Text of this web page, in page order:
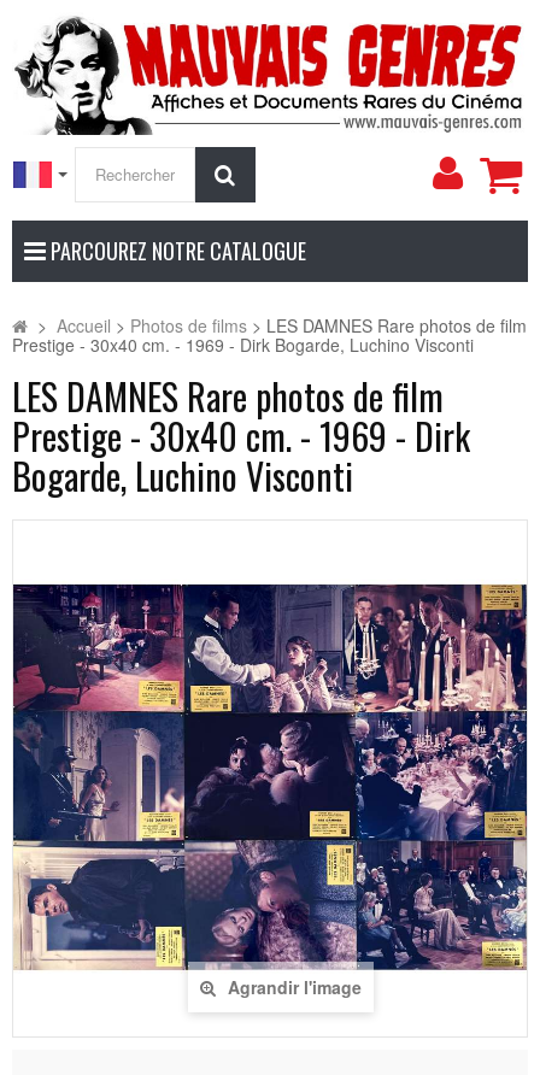
Mon
PARCOUREZ NOTRE CATALOGUE
> Accueil > Photos de films > LES DAMNES Rare photos de film
Prestige - 30x40 cm. - 1969 - Dirk Bogarde, Luchino Visconti
LES DAMNES Rare photos de film
Prestige - 30x40 cm. - 1969 - Dirk
Bogarde, Luchino Visconti
Agrandir l'image